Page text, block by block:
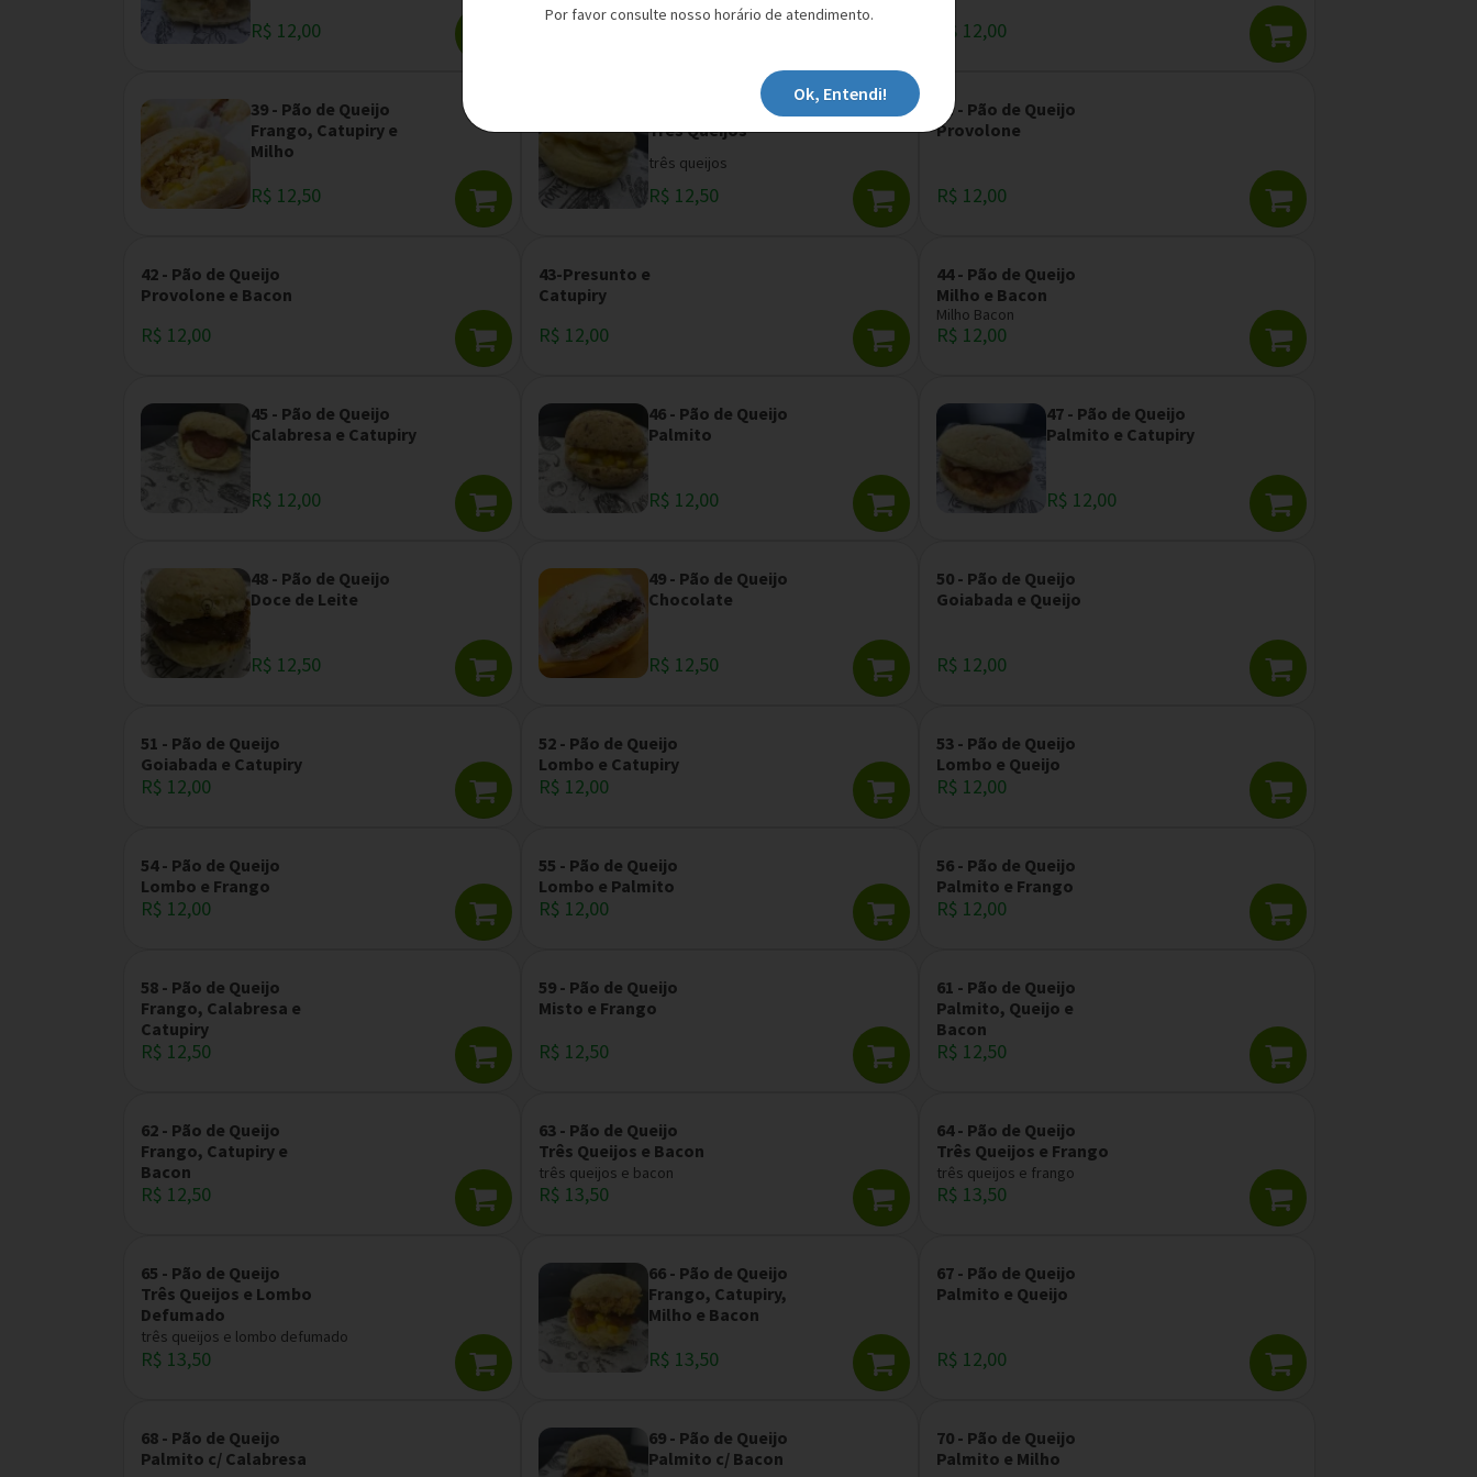
R$ 12,00 R$ 12,00
39 - Pão de Queijo
Frango, Catupiry e
Milho
R$ 12,50
40 - Pão de Queijo
Três Queijos
três queijos
R$ 12,50
41 - Pão de Queijo
Provolone
R$ 12,00
42 - Pão de Queijo
Provolone e Bacon
R$ 12,00
43-Presunto e
Catupiry
R$ 12,00
44 - Pão de Queijo
Milho e Bacon
Milho Bacon
R$ 12,00
45 - Pão de Queijo
Calabresa e Catupiry
R$ 12,00
46 - Pão de Queijo
Palmito
R$ 12,00
47 - Pão de Queijo
Palmito e Catupiry
R$ 12,00
48 - Pão de Queijo
Doce de Leite
R$ 12,50
49 - Pão de Queijo
Chocolate
R$ 12,50
50 - Pão de Queijo
Goiabada e Queijo
R$ 12,00
51 - Pão de Queijo
Goiabada e Catupiry
R$ 12,00
52 - Pão de Queijo
Lombo e Catupiry
R$ 12,00
53 - Pão de Queijo
Lombo e Queijo
R$ 12,00
54 - Pão de Queijo
Lombo e Frango
R$ 12,00
55 - Pão de Queijo
Lombo e Palmito
R$ 12,00
56 - Pão de Queijo
Palmito e Frango
R$ 12,00
58 - Pão de Queijo
Frango, Calabresa e
Catupiry
R$ 12,50
59 - Pão de Queijo
Misto e Frango
R$ 12,50
61 - Pão de Queijo
Palmito, Queijo e
Bacon
R$ 12,50
62 - Pão de Queijo
Frango, Catupiry e
Bacon
R$ 12,50
63 - Pão de Queijo
Três Queijos e Bacon
três queijos e bacon
R$ 13,50
64 - Pão de Queijo
Três Queijos e Frango
três queijos e frango
R$ 13,50
65 - Pão de Queijo
Três Queijos e Lombo
Defumado
três queijos e lombo defumado
R$ 13,50
66 - Pão de Queijo
Frango, Catupiry,
Milho e Bacon
R$ 13,50
67 - Pão de Queijo
Palmito e Queijo
R$ 12,00
68 - Pão de Queijo
Palmito c/ Calabresa
69 - Pão de Queijo
Palmito c/ Bacon
70 - Pão de Queijo
Palmito e Milho
Por favor consulte nosso horário de atendimento.
Ok, Entendi!